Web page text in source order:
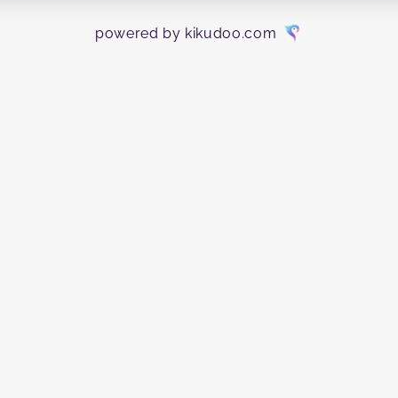
- Praxis Theramedicapowered by kikudoo.com